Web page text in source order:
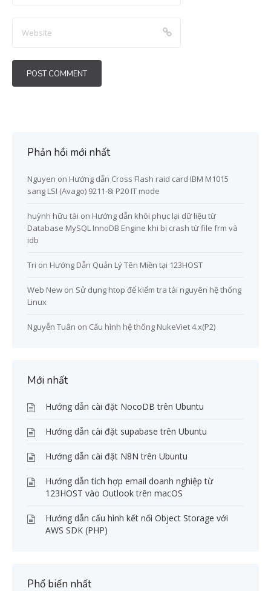
Phản hồi mới nhất
Nguyen on Hướng dẫn Cross Flash raid card IBM M1015
sang LSI (Avago) 9211-8i P20 IT mode
huỳnh hữu tài on Hướng dẫn khôi phục lại dữ liệu từ
Database MySQL InnoDB Engine khi bị crash từ file frm và
idb
Tri on Hướng Dẫn Quản Lý Tên Miền tại 123HOST
Web New on Sử dụng htop để kiểm tra tài nguyên hệ thống
Linux
Nguyễn Tuân on Cấu hình hệ thống NukeViet 4.x(P2)
Mới nhất
Hướng dẫn cài đặt NocoDB trên Ubuntu
Hướng dẫn cài đặt supabase trên Ubuntu
Hướng dẫn cài đặt N8N trên Ubuntu
Hướng dẫn tích hợp email doanh nghiệp từ
123HOST vào Outlook trên macOS
Hướng dẫn cấu hình kết nối Object Storage với
AWS SDK (PHP)
Phổ biến nhất